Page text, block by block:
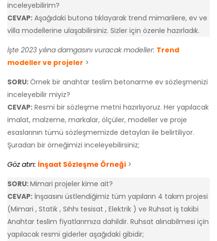
inceleyebilirim?
CEVAP: Aşağıdaki butona tıklayarak trend mimarilere, ev ve
villa modellerine ulaşabilirsiniz. Sizler için özenle hazırladık.
İşte 2023 yılına damgasını vuracak modeller: Trend
modeller ve projeler >
SORU:Örnek bir anahtar teslim betonarme ev sözleşmenizi
inceleyebilir miyiz?
CEVAP: Resmi bir sözleşme metni hazırlıyoruz. Her yapılacak
imalat, malzeme, markalar, ölçüler, modeller ve proje
esaslarının tümü sözleşmemizde detayları ile belirtiliyor.
Şuradan bir örneğimizi inceleyebilirsiniz;
Göz atın: İnşaat Sözleşme Örneği >
SORU:Mimari projeler kime ait?
CEVAP: İnşaasını üstlendiğimiz tüm yapıların 4 takım projesi
(Mimari , Statik , Sıhhı tesisat , Elektrik ) ve Ruhsat iş takibi
Anahtar teslim fiyatlarımıza dahildir. Ruhsat alınabilmesi için
yapılacak resmi giderler aşağıdaki gibidir;